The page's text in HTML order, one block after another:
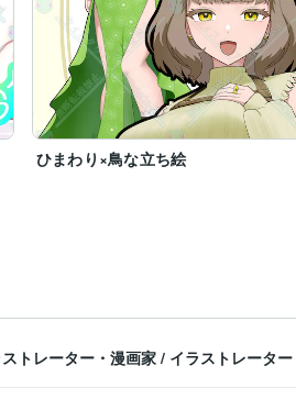
ひまわり×鳥な立ち絵
トレーター・漫画家 / イラストレーター